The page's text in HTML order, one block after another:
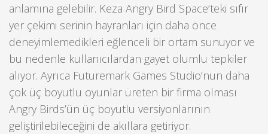
anlamına gelebilir. Keza Angry Bird Space’teki sıfır
yer çekimi serinin hayranları için daha önce
deneyimlemedikleri eğlenceli bir ortam sunuyor ve
bu nedenle kullanıcılardan gayet olumlu tepkiler
alıyor. Ayrıca Futuremark Games Studio’nun daha
çok üç boyutlu oyunlar üreten bir firma olması
Angry Birds’ün üç boyutlu versiyonlarının
geliştirilebileceğini de akıllara getiriyor.